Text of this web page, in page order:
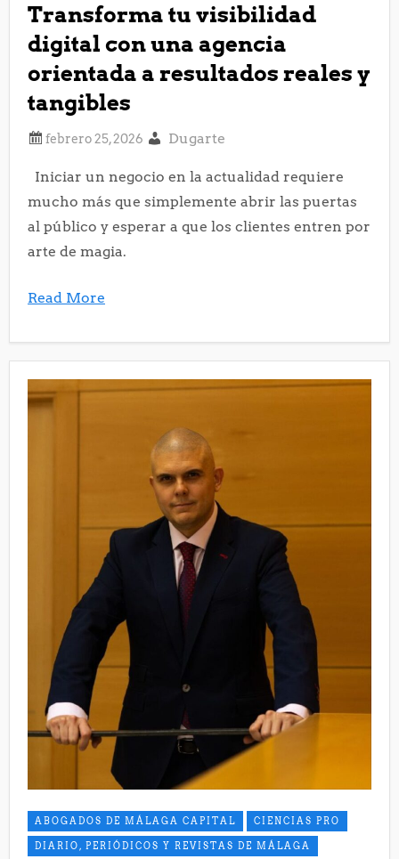
Transforma tu visibilidad
digital con una agencia
orientada a resultados reales y
tangibles
Dugarte
Iniciar un negocio en la actualidad requiere
mucho más que simplemente abrir las puertas
al público y esperar a que los clientes entren por
arte de magia.
Read More
ABOGADOS DE MÁLAGA CAPITAL CIENCIAS PRO
DIARIO, PERIÓDICOS Y REVISTAS DE MÁLAGA